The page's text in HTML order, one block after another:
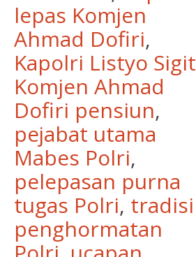
lepas Komjen
Ahmad Dofiri,
Kapolri Listyo Sigit
Komjen Ahmad
Dofiri pensiun,
pejabat utama
Mabes Polri,
pelepasan purna
tugas Polri, tradisi
penghormatan